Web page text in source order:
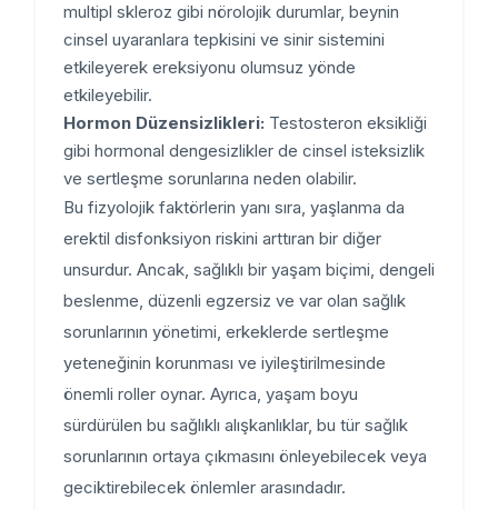
multipl skleroz gibi nörolojik durumlar, beynin
cinsel uyaranlara tepkisini ve sinir sistemini
etkileyerek ereksiyonu olumsuz yönde
etkileyebilir.
Hormon Düzensizlikleri: Testosteron eksikliği
gibi hormonal dengesizlikler de cinsel isteksizlik
ve sertleşme sorunlarına neden olabilir.
Bu fizyolojik faktörlerin yanı sıra, yaşlanma da
erektil disfonksiyon riskini arttıran bir diğer
unsurdur. Ancak, sağlıklı bir yaşam biçimi, dengeli
beslenme, düzenli egzersiz ve var olan sağlık
sorunlarının yönetimi, erkeklerde sertleşme
yeteneğinin korunması ve iyileştirilmesinde
önemli roller oynar. Ayrıca, yaşam boyu
sürdürülen bu sağlıklı alışkanlıklar, bu tür sağlık
sorunlarının ortaya çıkmasını önleyebilecek veya
geciktirebilecek önlemler arasındadır.